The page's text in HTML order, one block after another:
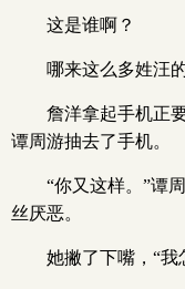
这是谁啊？
哪来这么多姓汪
詹洋拿起手机正
谭周游抽去了手机。
“你又这样。”谭
丝厌恶。
她撇了下嘴，“我